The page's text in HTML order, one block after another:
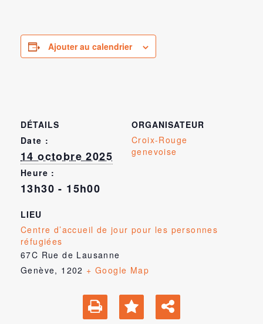
DÉTAILS
Date :
14 octobre 2025
Heure :
13h30 - 15h00
LIEU
Centre d’accueil de jour pour les personnes
réfugiées
67C Rue de Lausanne
Genève, 1202 + Google Map
ORGANISATEUR
Croix-Rouge
genevoise
Ajouter au calendrier